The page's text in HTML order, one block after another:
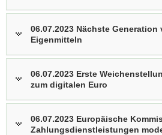
06.07.2023 Nächste Generation
Eigenmitteln
06.07.2023 Erste
zum digitalen Euro
06.07.2023 Europäische
Zahlungsdienstleistungen